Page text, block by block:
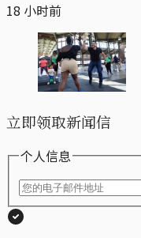
18 小时前
立即领取新闻信
个人信息